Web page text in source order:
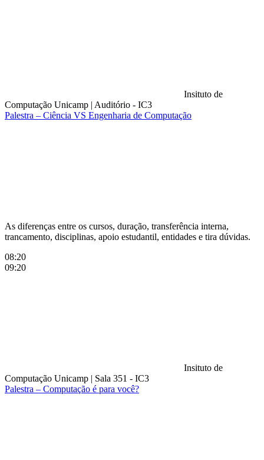
Insituto de
Computação Unicamp | Auditório - IC3
Palestra – Ciência VS Engenharia de Computação
As diferenças entre os cursos, duração, transferência interna,
trancamento, disciplinas, apoio estudantil, entidades e tira dúvidas.
08:20
09:20
Insituto de
Computação Unicamp | Sala 351 - IC3
Palestra – Computação é para você?